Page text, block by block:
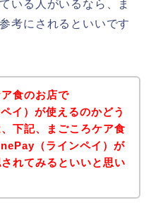
いる人がいるなら、ま
考にされるといいです
食のお店で
イ）が使えるのかどう
下記、まごころケア食
（ラインペイ）が
れてみるといいと思い